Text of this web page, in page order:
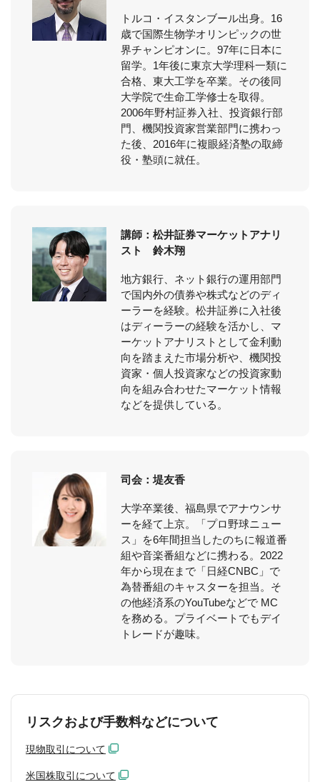
トルコ・イスタンブール出身。16
歳で国際生物学オリンピックの世
界チャンピオンに。97年に日本に
留学。1年後に東京大学理科一類に
合格、東大工学を卒業。その後同
大学院で生命工学修士を取得。
2006年野村証券入社、投資銀行部
門、機関投資家営業部門に携わっ
た後、2016年に複眼経済塾の取締
役・塾頭に就任。
講師：松井証券マーケットアナリ
スト 鈴木翔
地方銀行、ネット銀行の運用部門
で国内外の債券や株式などのディ
ーラーを経験。松井証券に入社後
はディーラーの経験を活かし、マ
ーケットアナリストとして金利動
向を踏まえた市場分析や、機関投
資家・個人投資家などの投資家動
向を組み合わせたマーケット情報
などを提供している。
司会：堤友香
大学卒業後、福島県でアナウンサ
ーを経て上京。「プロ野球ニュー
ス」を6年間担当したのちに報道番
組や音楽番組などに携わる。2022
年から現在まで「日経CNBC」で
為替番組のキャスターを担当。そ
の他経済系のYouTubeなどで MC
を務める。プライベートでもデイ
トレードが趣味。
リスクおよび手数料などについて
現物取引について
米国株取引について